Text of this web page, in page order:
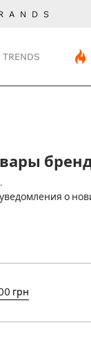
TRENDS
о
грн